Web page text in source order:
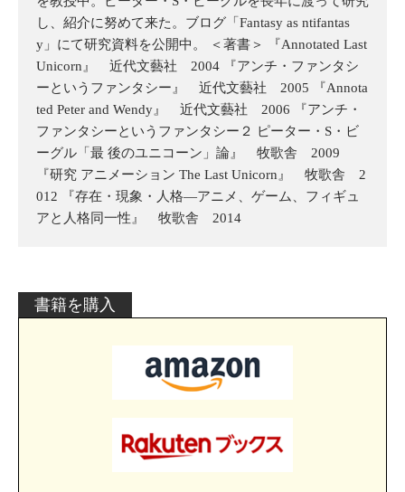
し、紹介に努めて来た。ブログ「Fantasy as ntifantas
y」にて研究資料を公開中。 ＜著書＞ 『Annotated Last
Unicorn』 近代文藝社 2004 『アンチ・ファンタシ
ーというファンタシー』 近代文藝社 2005 『Annota
ted Peter and Wendy』 近代文藝社 2006 『アンチ・
ファンタシーというファンタシー２ ピーター・S・ビ
ーグル「最 後のユニコーン」論』 牧歌舎 2009
『研究 アニメーション The Last Unicorn』 牧歌舎 2
012 『存在・現象・人格―アニメ、ゲーム、フィギュ
アと人格同一性』 牧歌舎 2014
書籍を購入